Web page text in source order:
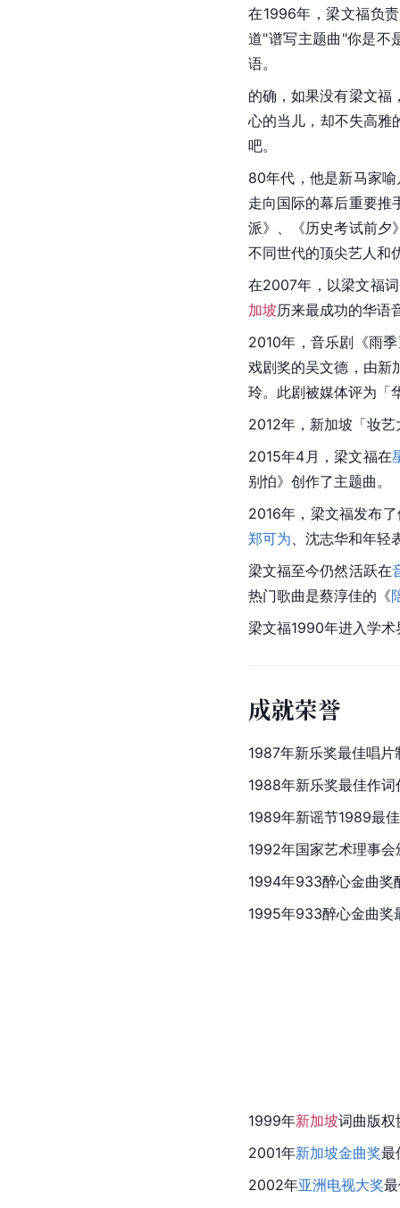
在1996年，梁文福负
道"谱写主题曲"你是不
语。
的确，如果没有梁文福
心的当儿，却不失高雅
吧。
80年代，他是新马家
走向国际的幕后重要推
派》、《历史考试前夕
不同世代的顶尖艺人和
在2007年，以梁文福
加坡历来最成功的华语
2010年，音乐剧《雨
戏剧奖的吴文德，由新
玲。此剧被媒体评为「
2012年， 新加坡 「妆
2015年4月，梁文福在
别怕》创作了主题曲。
2016年，梁文福发布
郑可为 、沈志华和年
梁文福至今仍然活跃在
热门歌曲是蔡淳佳的《
梁文福1990年进入学
成就荣誉
1987年新乐奖最佳唱片
1988年新乐奖最佳作
1989年新谣节1989最
1992年国家艺术理事
1994年933醉心金曲奖
1995年933醉心金曲奖
1999年新加坡词曲版
2001年新加坡金曲奖最
2002年亚洲电视大奖